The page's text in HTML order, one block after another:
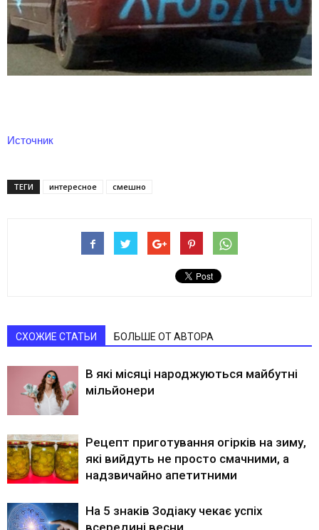
Источник
ТЕГИ интересное смешно
СХОЖИЕ СТАТЬИ БОЛЬШЕ ОТ АВТОРА
В які місяці народжуються майбутні
мільйонери
Рецепт приготування огірків на зиму,
які вийдуть не просто смачними, а
надзвичайно апетитними
На 5 знаків Зодіаку чекає успіх